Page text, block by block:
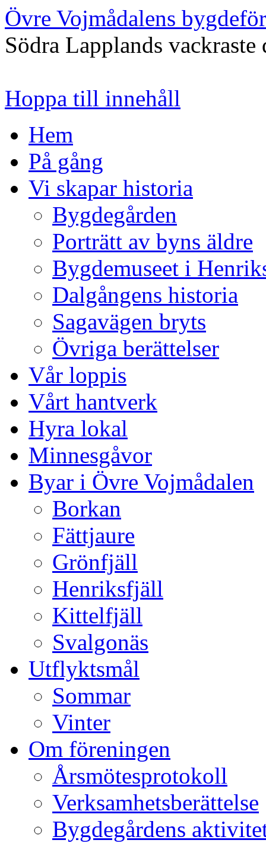
Övre Vojmådalens
Södra Lapplands vackraste
Hoppa till innehåll
Hem
På gång
Vi skapar historia
Bygdegården
Porträtt av byns äldre
Bygdemuseet i
Dalgångens historia
Sagavägen bryts
Övriga berättelser
Vår loppis
Vårt hantverk
Hyra lokal
Minnesgåvor
Byar i Övre Vojmådalen
Borkan
Fättjaure
Grönfjäll
Henriksfjäll
Kittelfjäll
Svalgonäs
Utflyktsmål
Sommar
Vinter
Om föreningen
Årsmötesprotokoll
Verksamhetsberättelse
Bygdegårdens